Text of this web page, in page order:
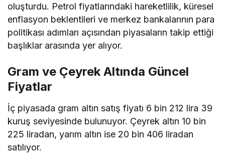
oluşturdu. Petrol fiyatlarındaki hareketlilik, küresel
enflasyon beklentileri ve merkez bankalarının para
politikası adımları açısından piyasaların takip ettiği
başlıklar arasında yer alıyor.
Gram ve Çeyrek Altında Güncel
Fiyatlar
İç piyasada gram altın satış fiyatı 6 bin 212 lira 39
kuruş seviyesinde bulunuyor. Çeyrek altın 10 bin
225 liradan, yarım altın ise 20 bin 406 liradan
satılıyor.